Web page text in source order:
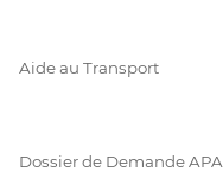
Aide au Transport
Dossier de Demande APA